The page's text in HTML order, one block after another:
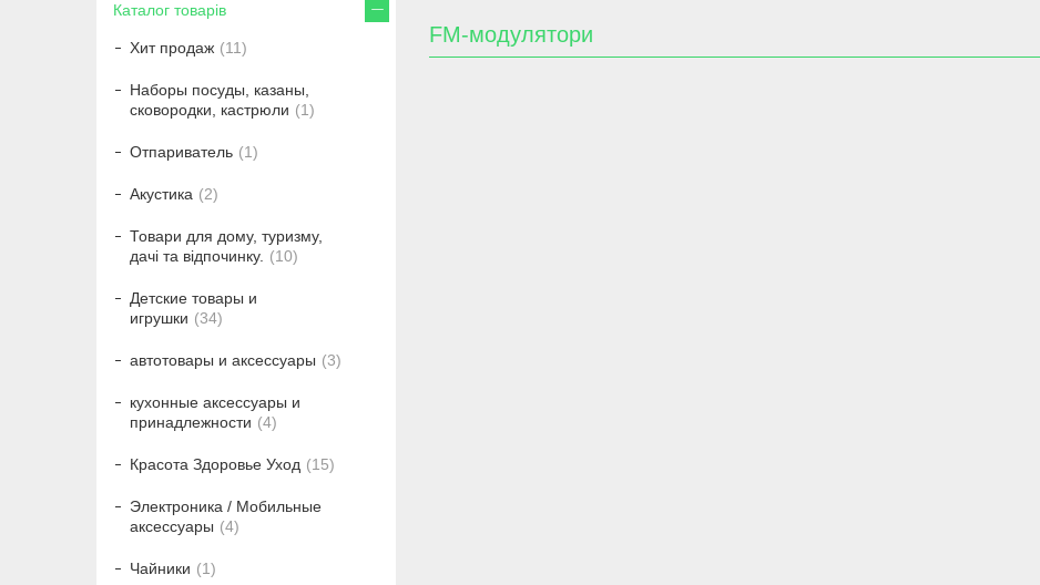
FM-модулятори
Каталог товарів
Хит продаж 11
Наборы посуды, казаны,
сковородки, кастрюли
1
Отпариватель 1
Акустика 2
Товари для дому, туризму,
дачі та відпочинку.
10
Детские товары и
игрушки
34
автотовары и аксессуары 3
кухонные аксессуары и
принадлежности
4
Красота Здоровье Уход 15
Электроника / Мобильные
аксессуары
4
Чайники 1